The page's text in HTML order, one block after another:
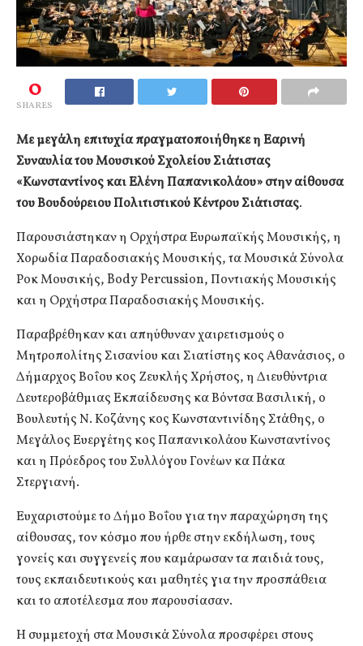
0
SHARES
Με μεγάλη επιτυχία πραγματοποιήθηκε η Εαρινή
Συναυλία του Μουσικού Σχολείου Σιάτιστας
«Κωνσταντίνος και Ελένη Παπανικολάου» στην αίθουσα
του Βουδούρειου Πολιτιστικού Κέντρου Σιάτιστας.
Παρουσιάστηκαν η Ορχήστρα Ευρωπαϊκής Μουσικής, η
Χορωδία Παραδοσιακής Μουσικής, τα Μουσικά Σύνολα
Ροκ Μουσικής, Body Percussion, Ποντιακής Μουσικής
και η Ορχήστρα Παραδοσιακής Μουσικής.
Παραβρέθηκαν και απηύθυναν χαιρετισμούς ο
Μητροπολίτης Σισανίου και Σιατίστης κος Αθανάσιος, ο
Δήμαρχος Βοΐου κος Ζευκλής Χρήστος, η Διευθύντρια
Δευτεροβάθμιας Εκπαίδευσης κα Βόντσα Βασιλική, ο
Βουλευτής Ν. Κοζάνης κος Κωνσταντινίδης Στάθης, ο
Μεγάλος Ευεργέτης κος Παπανικολάου Κωνσταντίνος
και η Πρόεδρος του Συλλόγου Γονέων κα Πάκα
Στεργιανή.
Ευχαριστούμε το Δήμο Βοΐου για την παραχώρηση της
αίθουσας, τον κόσμο που ήρθε στην εκδήλωση, τους
γονείς και συγγενείς που καμάρωσαν τα παιδιά τους,
τους εκπαιδευτικούς και μαθητές για την προσπάθεια
και το αποτέλεσμα που παρουσίασαν.
Η συμμετοχή στα Μουσικά Σύνολα προσφέρει στους